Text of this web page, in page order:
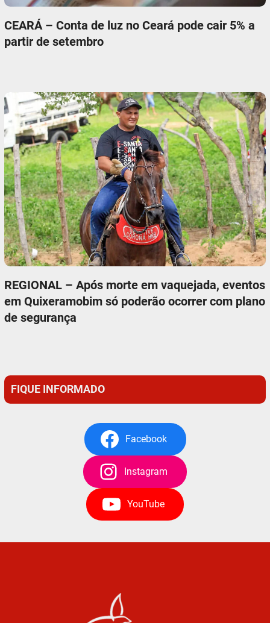
CEARÁ – Conta de luz no Ceará pode cair 5% a
partir de setembro
REGIONAL – Após morte em vaquejada, eventos
em Quixeramobim só poderão ocorrer com plano
de segurança
FIQUE INFORMADO
Facebook
Instagram
YouTube